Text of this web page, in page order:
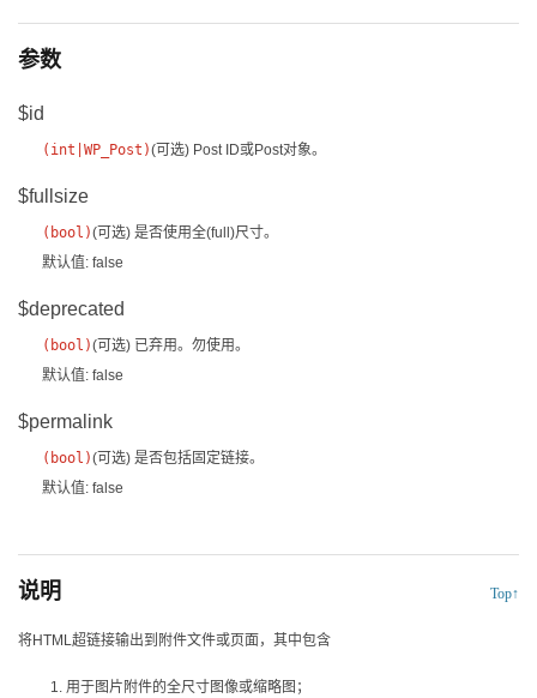
参数
$id
( int WP_Post )(可选) Post ID或Post对象。
$fullsize
( bool )(可选) 是否使用全(full)尺寸。
默认值: false
$deprecated
( bool )(可选) 已弃用。勿使用。
默认值: false
$permalink
( bool )(可选) 是否包括固定链接。
默认值: false
说明 Top↑
将HTML超链接输出到附件文件或页面，其中包含
用于图片附件的全尺寸图像或缩略图；